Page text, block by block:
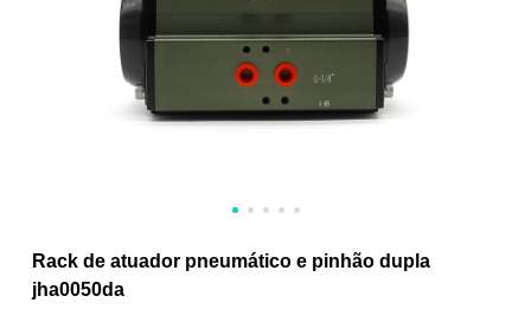
Rack de atuador pneumático e pinhão dupla
jha0050da